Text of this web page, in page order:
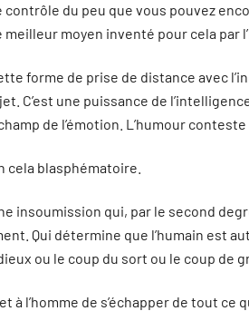
contrôle du peu que vous pouvez
moyen inventé pour cela par
forme de prise de distance avec
C’est une puissance de
de l’émotion. L’humour conteste
cela blasphématoire.
insoumission qui, par le second
Qui détermine que l’humain est
ou le coup du sort ou le coup de
à l’homme de s’échapper de tout ce